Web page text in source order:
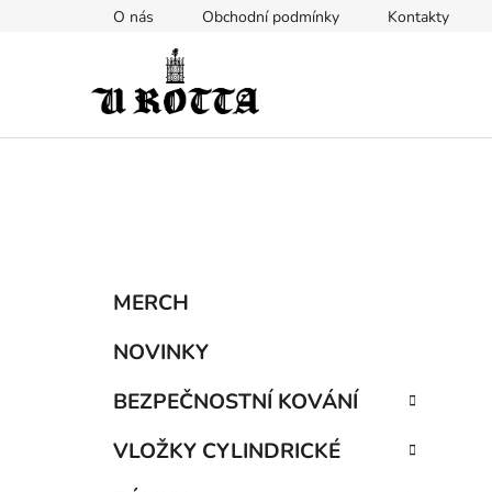
O nás Obchodní podmínky Kontakty
Přeskočit
kategorie
MERCH
NOVINKY
BEZPEČNOSTNÍ KOVÁNÍ
VLOŽKY CYLINDRICKÉ